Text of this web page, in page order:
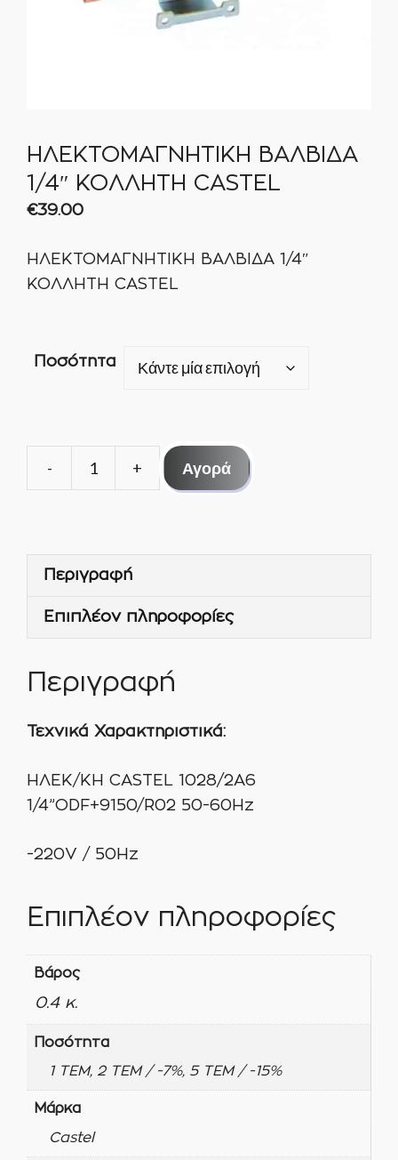
ΗΛΕΚΤΟΜΑΓΝΗΤΙΚΗ ΒΑΛΒΙΔΑ
1/4″ ΚΟΛΛΗΤΗ CASTEL
€39.00
ΗΛΕΚΤΟΜΑΓΝΗΤΙΚΗ ΒΑΛΒΙΔΑ 1/4″
ΚΟΛΛΗΤΗ CASTEL
Ποσότητα
ΗΛΕΚΤΟΜΑΓΝΗΤΙΚΗ
ΚΟΛΛΗΤΗ
ποσότητα
Αγορά
Περιγραφή
Επιπλέον πληροφορίες
Περιγραφή
Τεχνικά Χαρακτηριστικά:
ΗΛΕΚ/ΚΗ CASTEL 1028/2A6
1/4”ODF+9150/R02 50-60Hz
-220V / 50Hz
Επιπλέον πληροφορίες
Βάρος
0.4 κ.
Ποσότητα
1 ΤΕΜ, 2 ΤΕΜ / -7%, 5 ΤΕΜ / -15%
Μάρκα
Castel